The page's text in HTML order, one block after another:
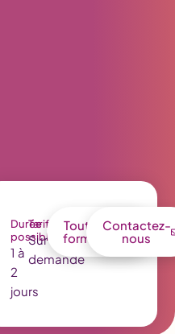
Durée
possible
1 à
2
jours
Tarif
Sur
demande
Toutes nos
formations
Contactez-
nous